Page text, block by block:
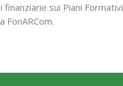
finanziarie sui Piani Formativi
FonARCom.